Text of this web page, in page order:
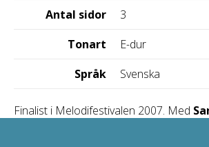
Antal sidor
3
Tonart
E-dur
Språk
Svenska
Finalist i Melodifestivalen 2007. Med